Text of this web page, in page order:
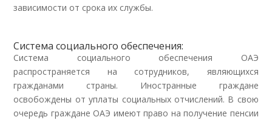
зависимости от срока их службы.
Система социального обеспечения:
Система социального обеспечения ОАЭ
распространяется на сотрудников, являющихся
гражданами страны. Иностранные граждане
освобождены от уплаты социальных отчислений. В свою
очередь граждане ОАЭ имеют право на получение пенсии